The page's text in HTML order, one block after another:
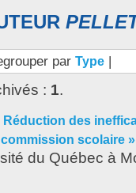
par Type |
: 1.
Réduction des
scolaire »
du Québec à